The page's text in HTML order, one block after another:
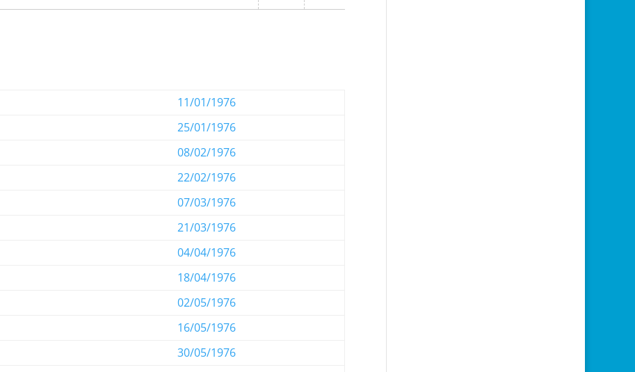
11/01/1976
25/01/1976
08/02/1976
22/02/1976
07/03/1976
21/03/1976
04/04/1976
18/04/1976
02/05/1976
16/05/1976
30/05/1976